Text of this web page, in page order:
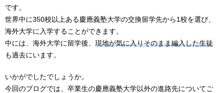
です。
世界中に350校以上ある慶應義塾大学の交換留学先から1校を選び、
海外大学に入学することができます。
中には、海外大学に留学後、 現地が気に入りそのまま編入した生徒
も過去にいます。
いかがでしたでしょうか。
今回のブログでは、卒業生の慶應義塾大学以外の進路先についてご